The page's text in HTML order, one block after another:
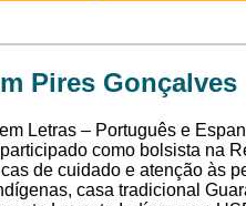
Pires Gonçalves
Letras – Português e
como bolsista na
de cuidado e atenção às
casa tradicional